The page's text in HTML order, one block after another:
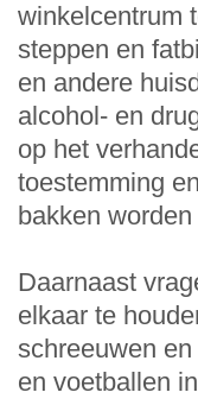
winkelcentrum
steppen en
en andere
alcohol- en
op het
toestemming
bakken
Daarnaast
elkaar te
schreeuwen
en voetballen